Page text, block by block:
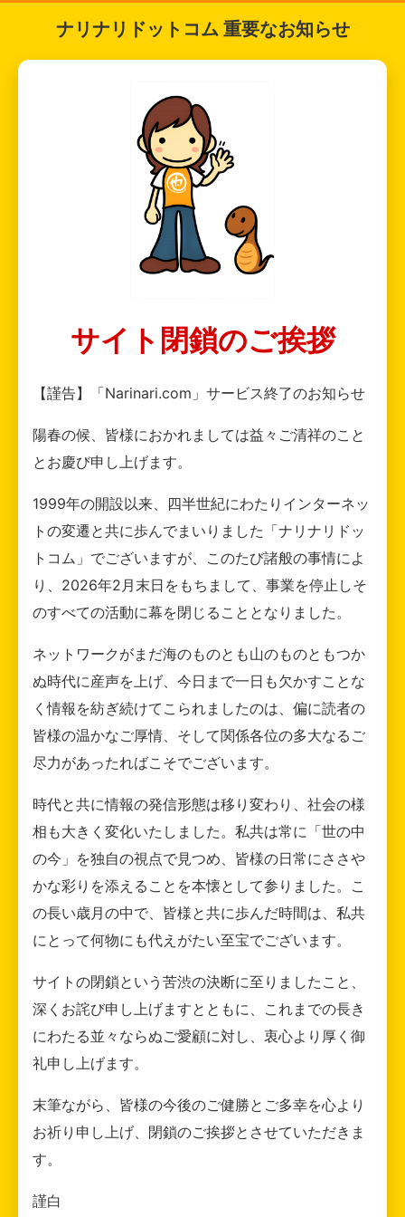
ナリナリドットコム 重要なお知らせ
サイト閉鎖のご挨拶
【謹告】「Narinari.com」サービス終了のお知らせ
陽春の候、皆様におかれましては益々ご清祥のこと
とお慶び申し上げます。
1999年の開設以来、四半世紀にわたりインターネッ
トの変遷と共に歩んでまいりました「ナリナリドッ
トコム」でございますが、このたび諸般の事情によ
り、2026年2月末日をもちまして、事業を停止しそ
のすべての活動に幕を閉じることとなりました。
ネットワークがまだ海のものとも山のものともつか
ぬ時代に産声を上げ、今日まで一日も欠かすことな
く情報を紡ぎ続けてこられましたのは、偏に読者の
皆様の温かなご厚情、そして関係各位の多大なるご
尽力があったればこそでございます。
時代と共に情報の発信形態は移り変わり、社会の様
相も大きく変化いたしました。私共は常に「世の中
の今」を独自の視点で見つめ、皆様の日常にささや
かな彩りを添えることを本懐として参りました。こ
の長い歳月の中で、皆様と共に歩んだ時間は、私共
にとって何物にも代えがたい至宝でございます。
サイトの閉鎖という苦渋の決断に至りましたこと、
深くお詫び申し上げますとともに、これまでの長き
にわたる並々ならぬご愛顧に対し、衷心より厚く御
礼申し上げます。
末筆ながら、皆様の今後のご健勝とご多幸を心より
お祈り申し上げ、閉鎖のご挨拶とさせていただきま
す。
謹白